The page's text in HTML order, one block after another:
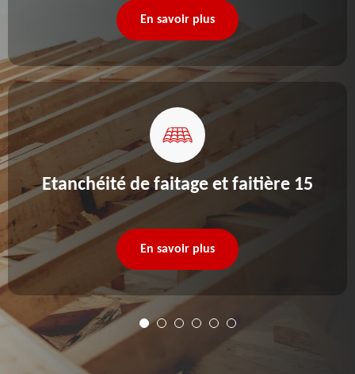
En savoir plus
Etanchéité de faitage et faitière 15
En savoir plus